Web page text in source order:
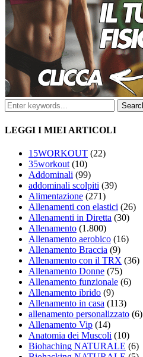
LEGGI I MIEI ARTICOLI
15WORKOUT (22)
35workout (10)
Addominali (99)
addominali scolpiti (39)
Alimentazione (271)
Allenamenti con elastici (26)
Allenamenti in Diretta (30)
Allenamento (1.800)
Allenamento aerobico (16)
Allenamento Braccia (9)
Allenamento con il TRX (36)
Allenamento Donne (75)
Allenamento funzionale (6)
Allenamento ibrido (9)
Allenamento in casa (113)
allenamento personalizzato (6)
Allenamento Vip (14)
Anatomia dei Muscoli (10)
Biohaching NATURALE (6)